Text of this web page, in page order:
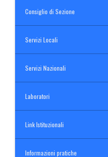
Consiglio di Sezione
Servizi Locali
Servizi Nazionali
Laboratori
Link Istituzionali
Informazioni pratiche